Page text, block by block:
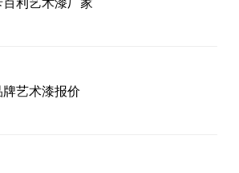
牌艺术漆报价